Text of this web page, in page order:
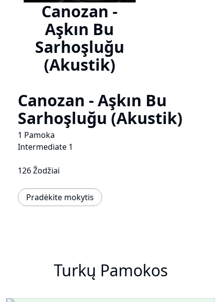
Canozan -
Aşkın Bu
Sarhoşluğu
(Akustik)
Canozan - Aşkın Bu
Sarhoşluğu (Akustik)
1 Pamoka
Intermediate 1
126 Žodžiai
Pradėkite mokytis
Turkų Pamokos